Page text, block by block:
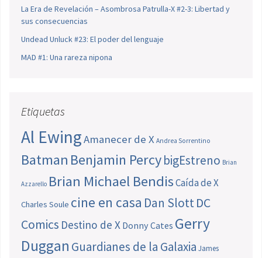
La Era de Revelación – Asombrosa Patrulla-X #2-3: Libertad y
sus consecuencias
Undead Unluck #23: El poder del lenguaje
MAD #1: Una rareza nipona
Etiquetas
Al EwingAmanecer de X Andrea Sorrentino
Batman Benjamin PercybigEstreno Brian
Azzarello Brian Michael BendisCaída de X
Charles Soule cine en casa Dan SlottDC
Comics Destino de X Donny Cates Gerry
Duggan Guardianes de la Galaxia James